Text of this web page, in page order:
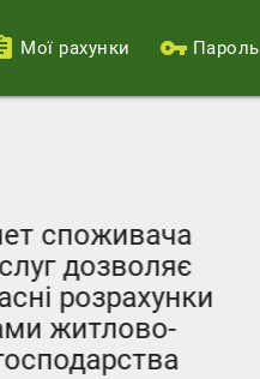
Мої рахунки Пароль
споживача
дозволяє
розрахунки
житлово-